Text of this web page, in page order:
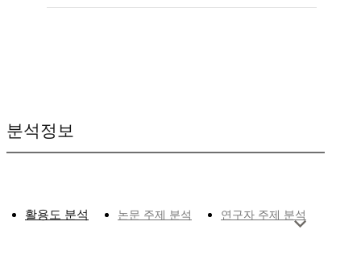
분석정보
활용도 분석 논문 주제 분석 연구자 주제 분석